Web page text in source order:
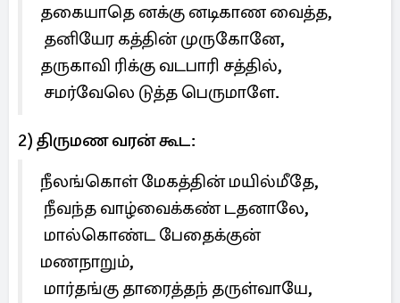
தகையாதெ னக்கு னடிகாண வைத்த,
தனியேர கத்தின் முருகோனே,
தருகாவி ரிக்கு வடபாரி சத்தில்,
சமர்வேலெ டுத்த பெருமாளே.
2) திருமண வரன் கூட:
நீலங்கொள் மேகத்தின் மயில்மீதே,
நீவந்த வாழ்வைக்கண் டதனாலே,
மால்கொண்ட பேதைக்குன்
மணநாறும்,
மார்தங்கு தாரைத்தந் தருள்வாயே,